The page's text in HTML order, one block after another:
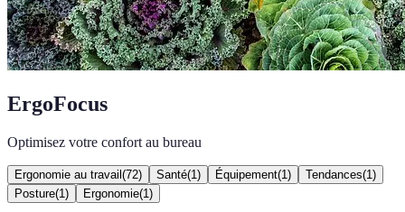
ErgoFocus
Optimisez votre confort au bureau
Ergonomie au travail (72) Santé(1 ) Équipement(1 ) Tendances(1 )
Posture(1 ) Ergonomie(1 )